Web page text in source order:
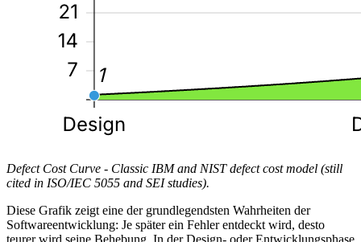
Defect Cost Curve - Classic IBM and NIST defect cost model (still
cited in ISO/IEC 5055 and SEI studies).
Diese Grafik zeigt eine der grundlegendsten Wahrheiten der
Softwareentwicklung: Je später ein Fehler entdeckt wird, desto
teurer wird seine Behebung. In der Design- oder Entwicklungsphase